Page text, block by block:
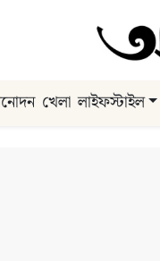
খেলা লাইফস্টাইল